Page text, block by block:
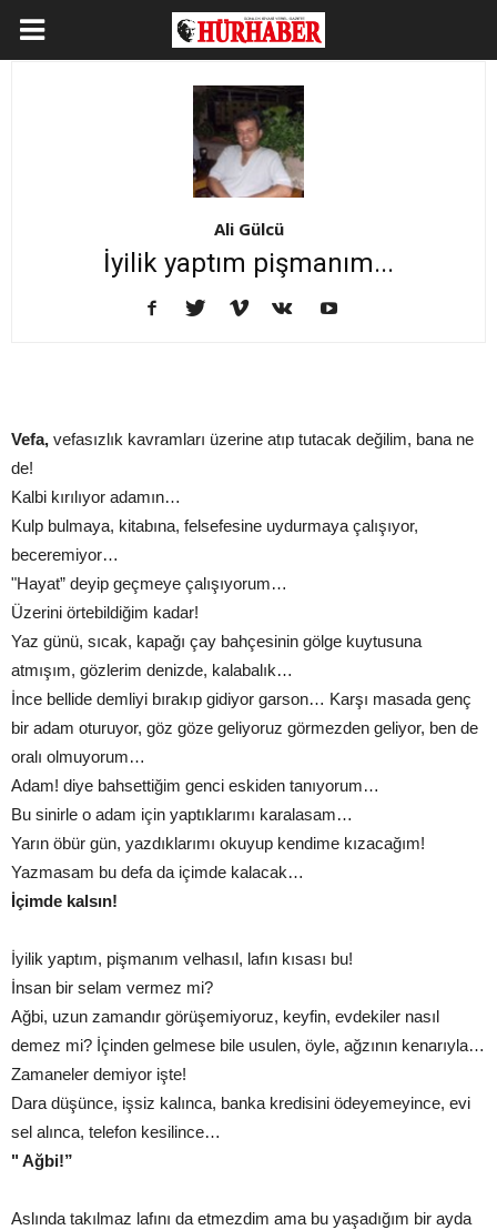
Ali Gülcü
İyilik yaptım pişmanım...
Vefa, vefasızlık kavramları üzerine atıp tutacak değilim, bana ne
de!
Kalbi kırılıyor adamın…
Kulp bulmaya, kitabına, felsefesine uydurmaya çalışıyor,
beceremiyor…
"Hayat” deyip geçmeye çalışıyorum…
Üzerini örtebildiğim kadar!
Yaz günü, sıcak, kapağı çay bahçesinin gölge kuytusuna
atmışım, gözlerim denizde, kalabalık…
İnce bellide demliyi bırakıp gidiyor garson… Karşı masada genç
bir adam oturuyor, göz göze geliyoruz görmezden geliyor, ben de
oralı olmuyorum…
Adam! diye bahsettiğim genci eskiden tanıyorum…
Bu sinirle o adam için yaptıklarımı karalasam…
Yarın öbür gün, yazdıklarımı okuyup kendime kızacağım!
Yazmasam bu defa da içimde kalacak…
İçimde kalsın!
İyilik yaptım, pişmanım velhasıl, lafın kısası bu!
İnsan bir selam vermez mi?
Ağbi, uzun zamandır görüşemiyoruz, keyfin, evdekiler nasıl
demez mi? İçinden gelmese bile usulen, öyle, ağzının kenarıyla…
Zamaneler demiyor işte!
Dara düşünce, işsiz kalınca, banka kredisini ödeyemeyince, evi
sel alınca, telefon kesilince…
" Ağbi!”
Aslında takılmaz lafını da etmezdim ama bu yaşadığım bir ayda